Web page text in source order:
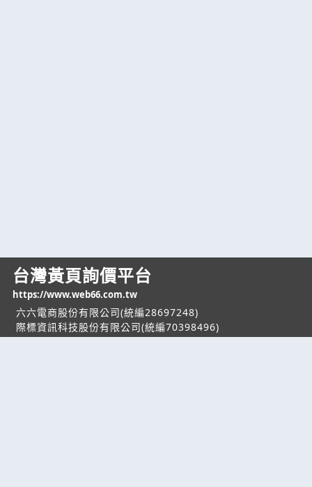
台灣黃頁詢價平台
https://www.web66.com.tw
六六電商股份有限公司(統編28697248)
際標資訊科技股份有限公司(統編70398496)